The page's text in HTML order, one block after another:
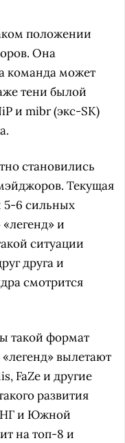
положении
Она
команда может
тени былой
и mibr (экс-SK)
становились
Текущая
5-6 сильных
и
ситуации
друга и
смотрится
такой формат
вылетают
FaZe и другие
развития
и Южной
на топ-8 и